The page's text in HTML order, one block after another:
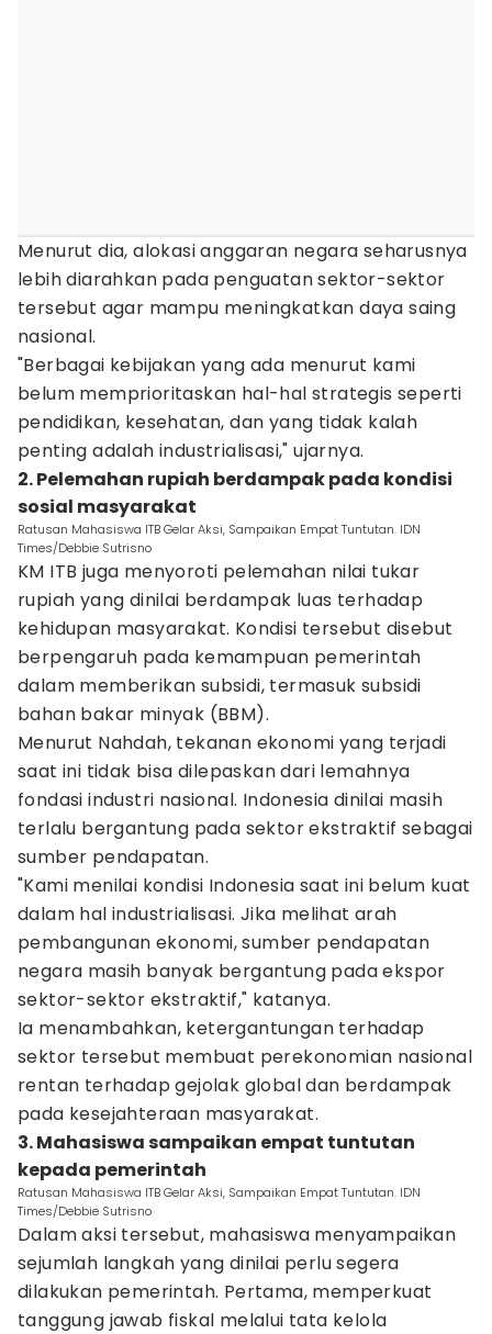
Menurut dia, alokasi anggaran negara seharusnya
lebih diarahkan pada penguatan sektor-sektor
tersebut agar mampu meningkatkan daya saing
nasional.
"Berbagai kebijakan yang ada menurut kami
belum memprioritaskan hal-hal strategis seperti
pendidikan, kesehatan, dan yang tidak kalah
penting adalah industrialisasi," ujarnya.
2. Pelemahan rupiah berdampak pada kondisi
sosial masyarakat
Ratusan Mahasiswa ITB Gelar Aksi, Sampaikan Empat Tuntutan. IDN
Times/Debbie Sutrisno
KM ITB juga menyoroti pelemahan nilai tukar
rupiah yang dinilai berdampak luas terhadap
kehidupan masyarakat. Kondisi tersebut disebut
berpengaruh pada kemampuan pemerintah
dalam memberikan subsidi, termasuk subsidi
bahan bakar minyak (BBM).
Menurut Nahdah, tekanan ekonomi yang terjadi
saat ini tidak bisa dilepaskan dari lemahnya
fondasi industri nasional. Indonesia dinilai masih
terlalu bergantung pada sektor ekstraktif sebagai
sumber pendapatan.
"Kami menilai kondisi Indonesia saat ini belum kuat
dalam hal industrialisasi. Jika melihat arah
pembangunan ekonomi, sumber pendapatan
negara masih banyak bergantung pada ekspor
sektor-sektor ekstraktif," katanya.
Ia menambahkan, ketergantungan terhadap
sektor tersebut membuat perekonomian nasional
rentan terhadap gejolak global dan berdampak
pada kesejahteraan masyarakat.
3. Mahasiswa sampaikan empat tuntutan
kepada pemerintah
Ratusan Mahasiswa ITB Gelar Aksi, Sampaikan Empat Tuntutan. IDN
Times/Debbie Sutrisno
Dalam aksi tersebut, mahasiswa menyampaikan
sejumlah langkah yang dinilai perlu segera
dilakukan pemerintah. Pertama, memperkuat
tanggung jawab fiskal melalui tata kelola